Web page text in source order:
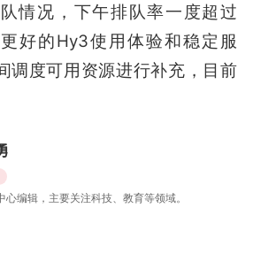
情况，下午排队率一度超过
好的Hy3使用体验和稳定服
调度可用资源进行补充，目前
心编辑，主要关注科技、教育等领域。